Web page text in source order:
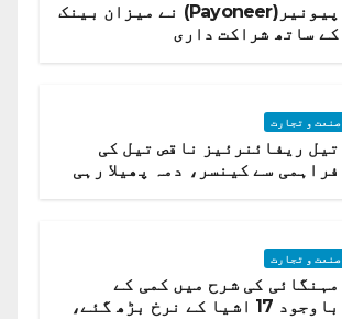
پیونیر(Payoneer) نے میزان بینک
کے ساتھ شراکت داری
صنعت و تجارت
تیل ریفائنرئیز ناقص تیل کی
فراہمی سے کینسر، دمہ پھیلا رہی
صنعت و تجارت
مہنگائی کی شرح میں کمی کے
باوجود 17 اشیا کے نرخ بڑھ گئے،